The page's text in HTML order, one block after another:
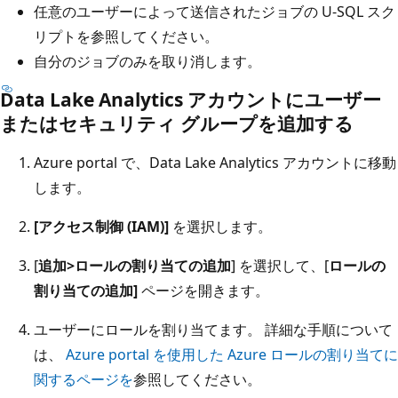
任意のユーザーによって送信されたジョブの U-SQL スク
リプトを参照してください。
自分のジョブのみを取り消します。
Data Lake Analytics アカウントにユーザー
またはセキュリティ グループを追加する
Azure portal で、Data Lake Analytics アカウントに移動
します。
[アクセス制御 (IAM)] を選択します。
[追加>ロールの割り当ての追加] を選択して、[ロールの
割り当ての追加]ページを開きます。
ユーザーにロールを割り当てます。 詳細な手順について
は、 Azure portal を使用した Azure ロールの割り当てに
関するページを参照してください。